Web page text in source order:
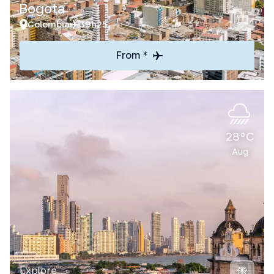
Bogota
Colombia 39h25
From *
28°C
Aug
Explore